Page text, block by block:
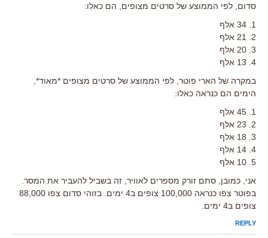
סדום, לפי הממוצע של סרטים מצופים, הם כאלו:
1. 34 אלף
2. 21 אלף
3. 20 אלף
4. 13 אלף
במקרה של הארי פוטר, לפי הממוצע של סרטים מצופים *מאוד*,
הימים הם כנראה כאלו:
1. 45 אלף
2. 23 אלף
3. 18 אלף
4. 14 אלף
5. 10 אלף
אני, כמובן, סתם זורק מספרים לאוויר, זה בשביל להעביר את המסר.
בפוטר צפו כנראה 100,000 צופים ב4 ימים. בזוהי סדום צפו 88,000
צופים ב4 ימים.
REPLY